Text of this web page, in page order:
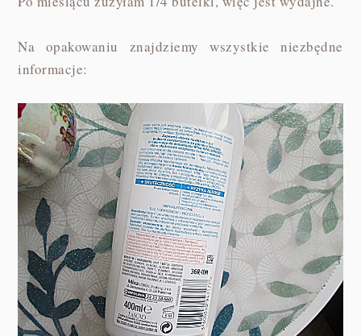
Na opakowaniu znajdziemy wszystkie niezbędne
informacje: